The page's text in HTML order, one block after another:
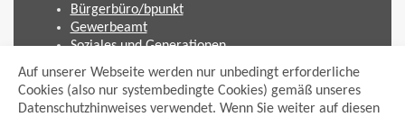
Auf unserer Webseite werden nur unbedingt erforderliche
Cookies (also nur systembedingte Cookies) gemäß unseres
Datenschutzhinweises verwendet. Wenn Sie weiter auf diesen
Bürgerbüro/bpunkt
Gewerbeamt
Soziales und Generationen
Standesamt
Friedhofsverwaltung
Planen und Bauen (Bauamt)